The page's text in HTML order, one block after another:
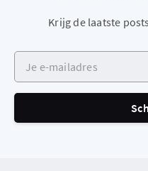
Krijg de laatste
Je e-mailadres